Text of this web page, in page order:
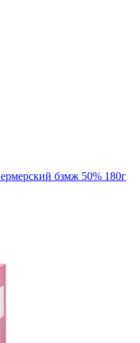
бзмж 50% 180г